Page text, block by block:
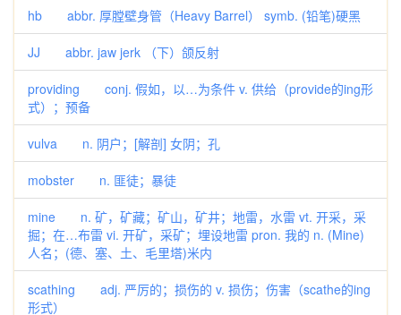
hb abbr. 厚膛壁身管（Heavy Barrel） symb. (铅笔)硬黑
JJ abbr. jaw jerk （下）颌反射
providing conj. 假如，以…为条件 v. 供给（provide的ing形
式）；预备
vulva n. 阴户；[解剖] 女阴；孔
mobster n. 匪徒；暴徒
mine n. 矿，矿藏；矿山，矿井；地雷，水雷 vt. 开采，采
掘；在…布雷 vi. 开矿，采矿；埋设地雷 pron. 我的 n. (Mine)
人名；(德、塞、土、毛里塔)米内
scathing adj. 严厉的；损伤的 v. 损伤；伤害（scathe的ing
形式）